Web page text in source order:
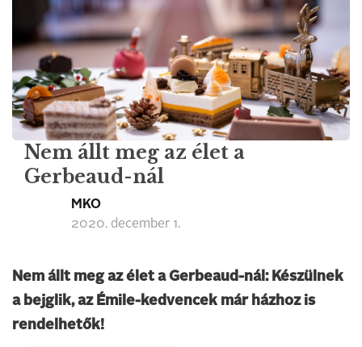
Nem állt meg az élet a
Gerbeaud-nál
MKO
2020. december 1.
Nem állt meg az élet a Gerbeaud-nál: Készülnek
a bejglik, az Émile-kedvencek már házhoz is
rendelhetők!